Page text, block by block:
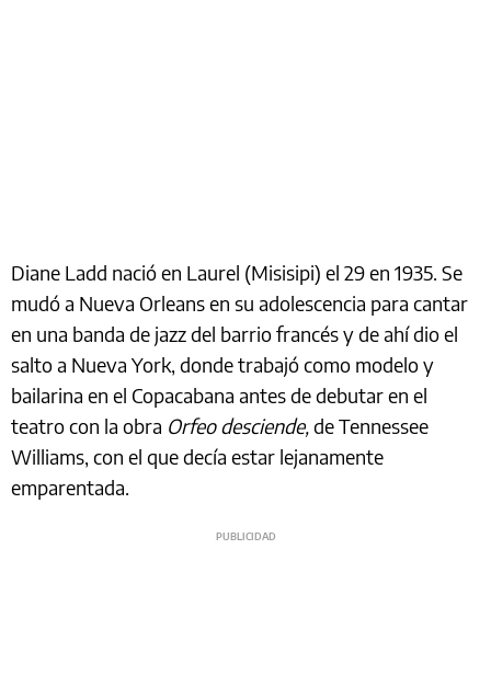
Diane Ladd nació en Laurel (Misisipi) el 29 en 1935. Se
mudó a Nueva Orleans en su adolescencia para cantar
en una banda de jazz del barrio francés y de ahí dio el
salto a Nueva York, donde trabajó como modelo y
bailarina en el Copacabana antes de debutar en el
teatro con la obra Orfeo desciende,de Tennessee
Williams, con el que decía estar lejanamente
emparentada.